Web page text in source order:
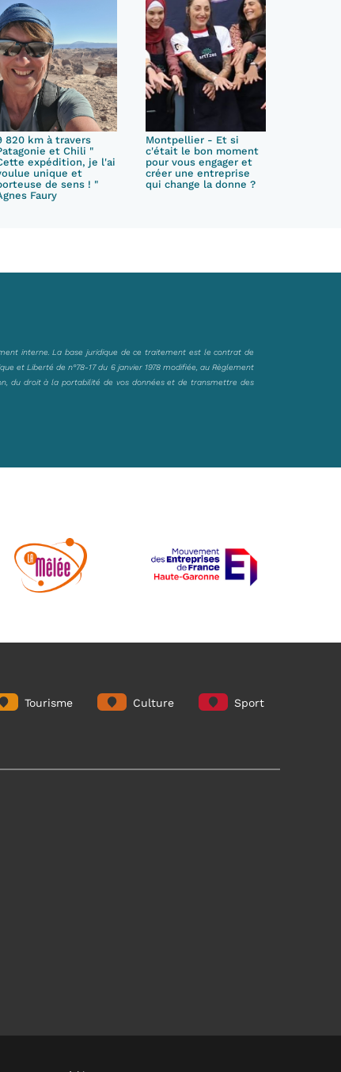
820 km à travers
et Chili "
expédition, je l'ai
unique et
de sens ! "
Faury
Montpellier - Et si
c'était le bon moment
pour vous engager et
créer une entreprise
qui change la donne ?
interne. La base juridique de ce traitement est le contrat de
et Liberté de n°78-17 du 6 janvier 1978 modifiée, au Règlement
du droit à la portabilité de vos données et de transmettre des
Tourisme Culture Sport